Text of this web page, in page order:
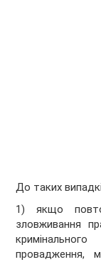
До таких
1) якщо
зловживання
провадження,